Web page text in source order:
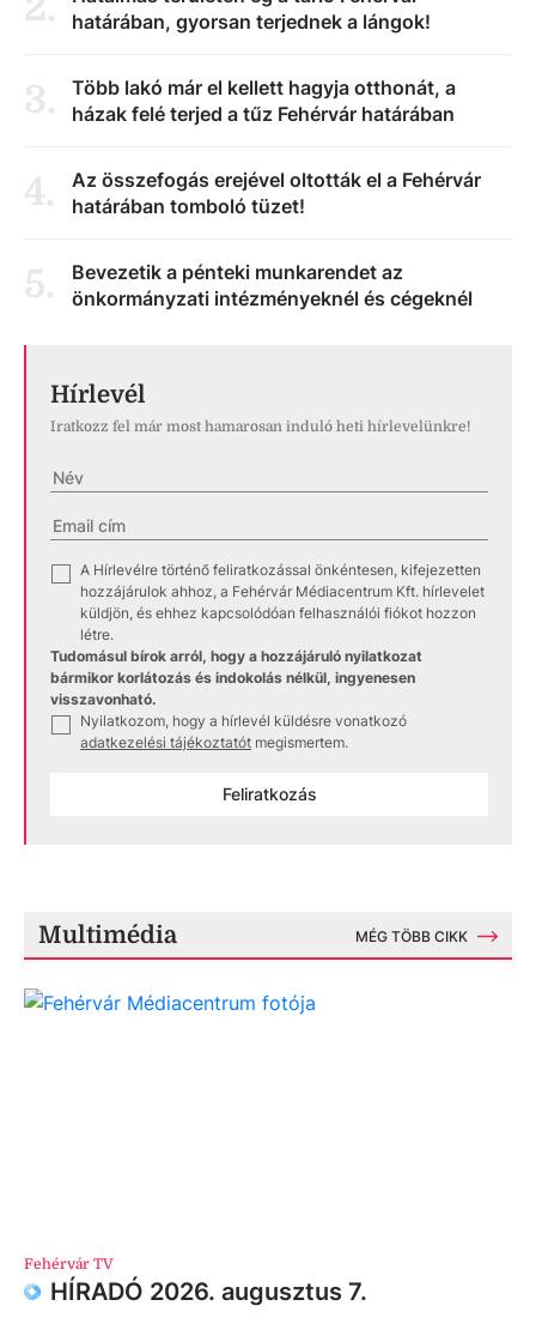
határában, gyorsan terjednek a lángok!
3.
Több lakó már el kellett hagyja otthonát, a
házak felé terjed a tűz Fehérvár határában
4.
Az összefogás erejével oltották el a Fehérvár
határában tomboló tüzet!
5.
Bevezetik a pénteki munkarendet az
önkormányzati intézményeknél és cégeknél
Hírlevél
Iratkozz fel már most hamarosan induló heti hírlevelünkre!
A Hírlevélre történő feliratkozással önkéntesen, kifejezetten
hozzájárulok ahhoz, a Fehérvár Médiacentrum Kft. hírlevelet
küldjön, és ehhez kapcsolódóan felhasználói fiókot hozzon
létre.
Tudomásul bírok arról, hogy a hozzájáruló nyilatkozat
bármikor korlátozás és indokolás nélkül, ingyenesen
visszavonható.
Nyilatkozom, hogy a hírlevél küldésre vonatkozó
adatkezelési tájékoztatót megismertem.
Feliratkozás
Multimédia MÉG TÖBB CIKK
Fehérvár TV
HÍRADÓ 2026. augusztus 7.